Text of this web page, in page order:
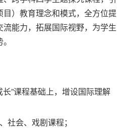
）教育理念和模式，全方位提
能力，拓展国际视野，为学生
”课程基础上，增设国际理解
会、戏剧课程；